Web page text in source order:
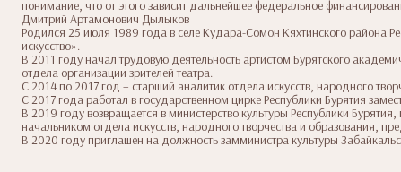
понимание, что от этого зависит дальнейшее федеральное
Дмитрий Артамонович Дылыков
Родился 25 июля 1989 года в селе Кудара-Сомон Кяхтинского района
искусство».
В 2011 году начал трудовую деятельность артистом Бурятского
отдела организации зрителей театра.
С 2014 по 2017 год – старший аналитик отдела искусств, народного
С 2017 года работал в государственном цирке Республики Бурятия
В 2019 году возвращается в министерство культуры Республики
начальником отдела искусств, народного творчества и образования,
В 2020 году приглашен на должность замминистра культуры